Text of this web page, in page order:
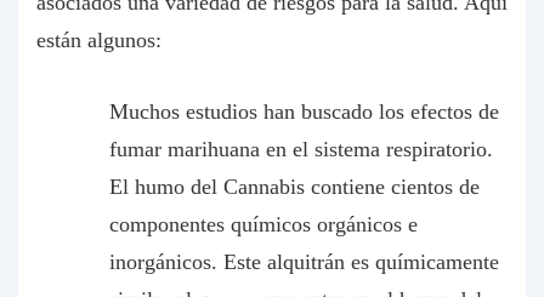
están algunos:
Muchos estudios han buscado los efectos de
fumar marihuana en el sistema respiratorio.
El humo del Cannabis contiene cientos de
componentes químicos orgánicos e
inorgánicos. Este alquitrán es químicamente